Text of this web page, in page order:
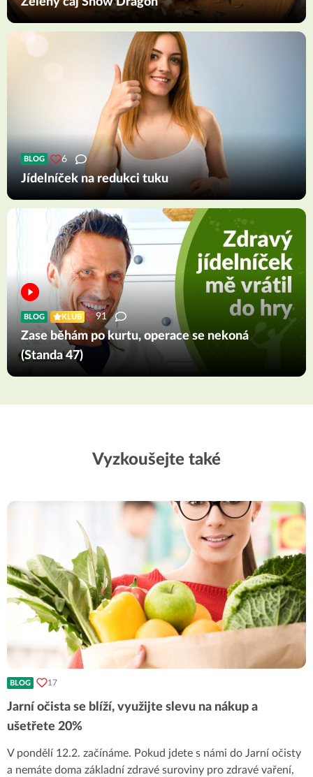
BLOG 6
Jídelníček na redukci tuku
BLOG KLUB 91
Zase běhám po kurtu, operace se nekoná
(Standa 47)
Vyzkoušejte také
BLOG 17
Jarní očista se blíží, využijte slevu na nákup a
ušetřete 20%
V pondělí 12.2. začínáme. Pokud jdete s námi do Jarní očisty
a nemáte doma základní zdravé suroviny pro zdravé vaření,